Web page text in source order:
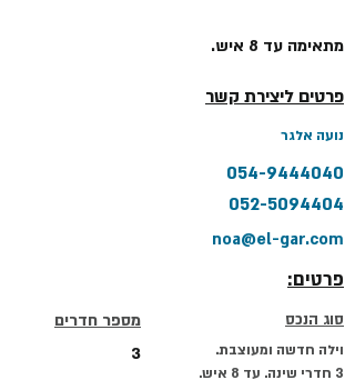
מתאימה עד 8 איש.
פרטים ליצירת קשר
נועה אלגר
054-9444040
052-5094404
noa@el-gar.com
פרטים:
מספר חדרים
3
סוג הנכס
וילה חדשה ומעוצבת.
3 חדרי שינה. עד 8 איש.